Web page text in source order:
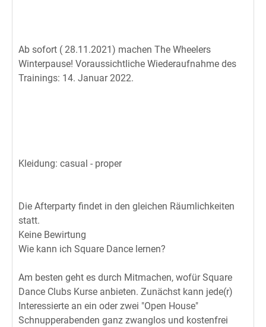
Ab sofort ( 28.11.2021) machen The Wheelers
Winterpause! Voraussichtliche Wiederaufnahme des
Trainings: 14. Januar 2022.
Kleidung: casual - proper
Die Afterparty findet in den gleichen Räumlichkeiten
statt.
Keine Bewirtung
Wie kann ich Square Dance lernen?
Am besten geht es durch Mitmachen, wofür Square
Dance Clubs Kurse anbieten. Zunächst kann jede(r)
Interessierte an ein oder zwei "Open House"
Schnupperabenden ganz zwanglos und kostenfrei